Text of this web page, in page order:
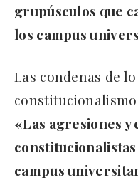
grupúsculos que
los campus
Las condenas de
«Las agresiones y
campus